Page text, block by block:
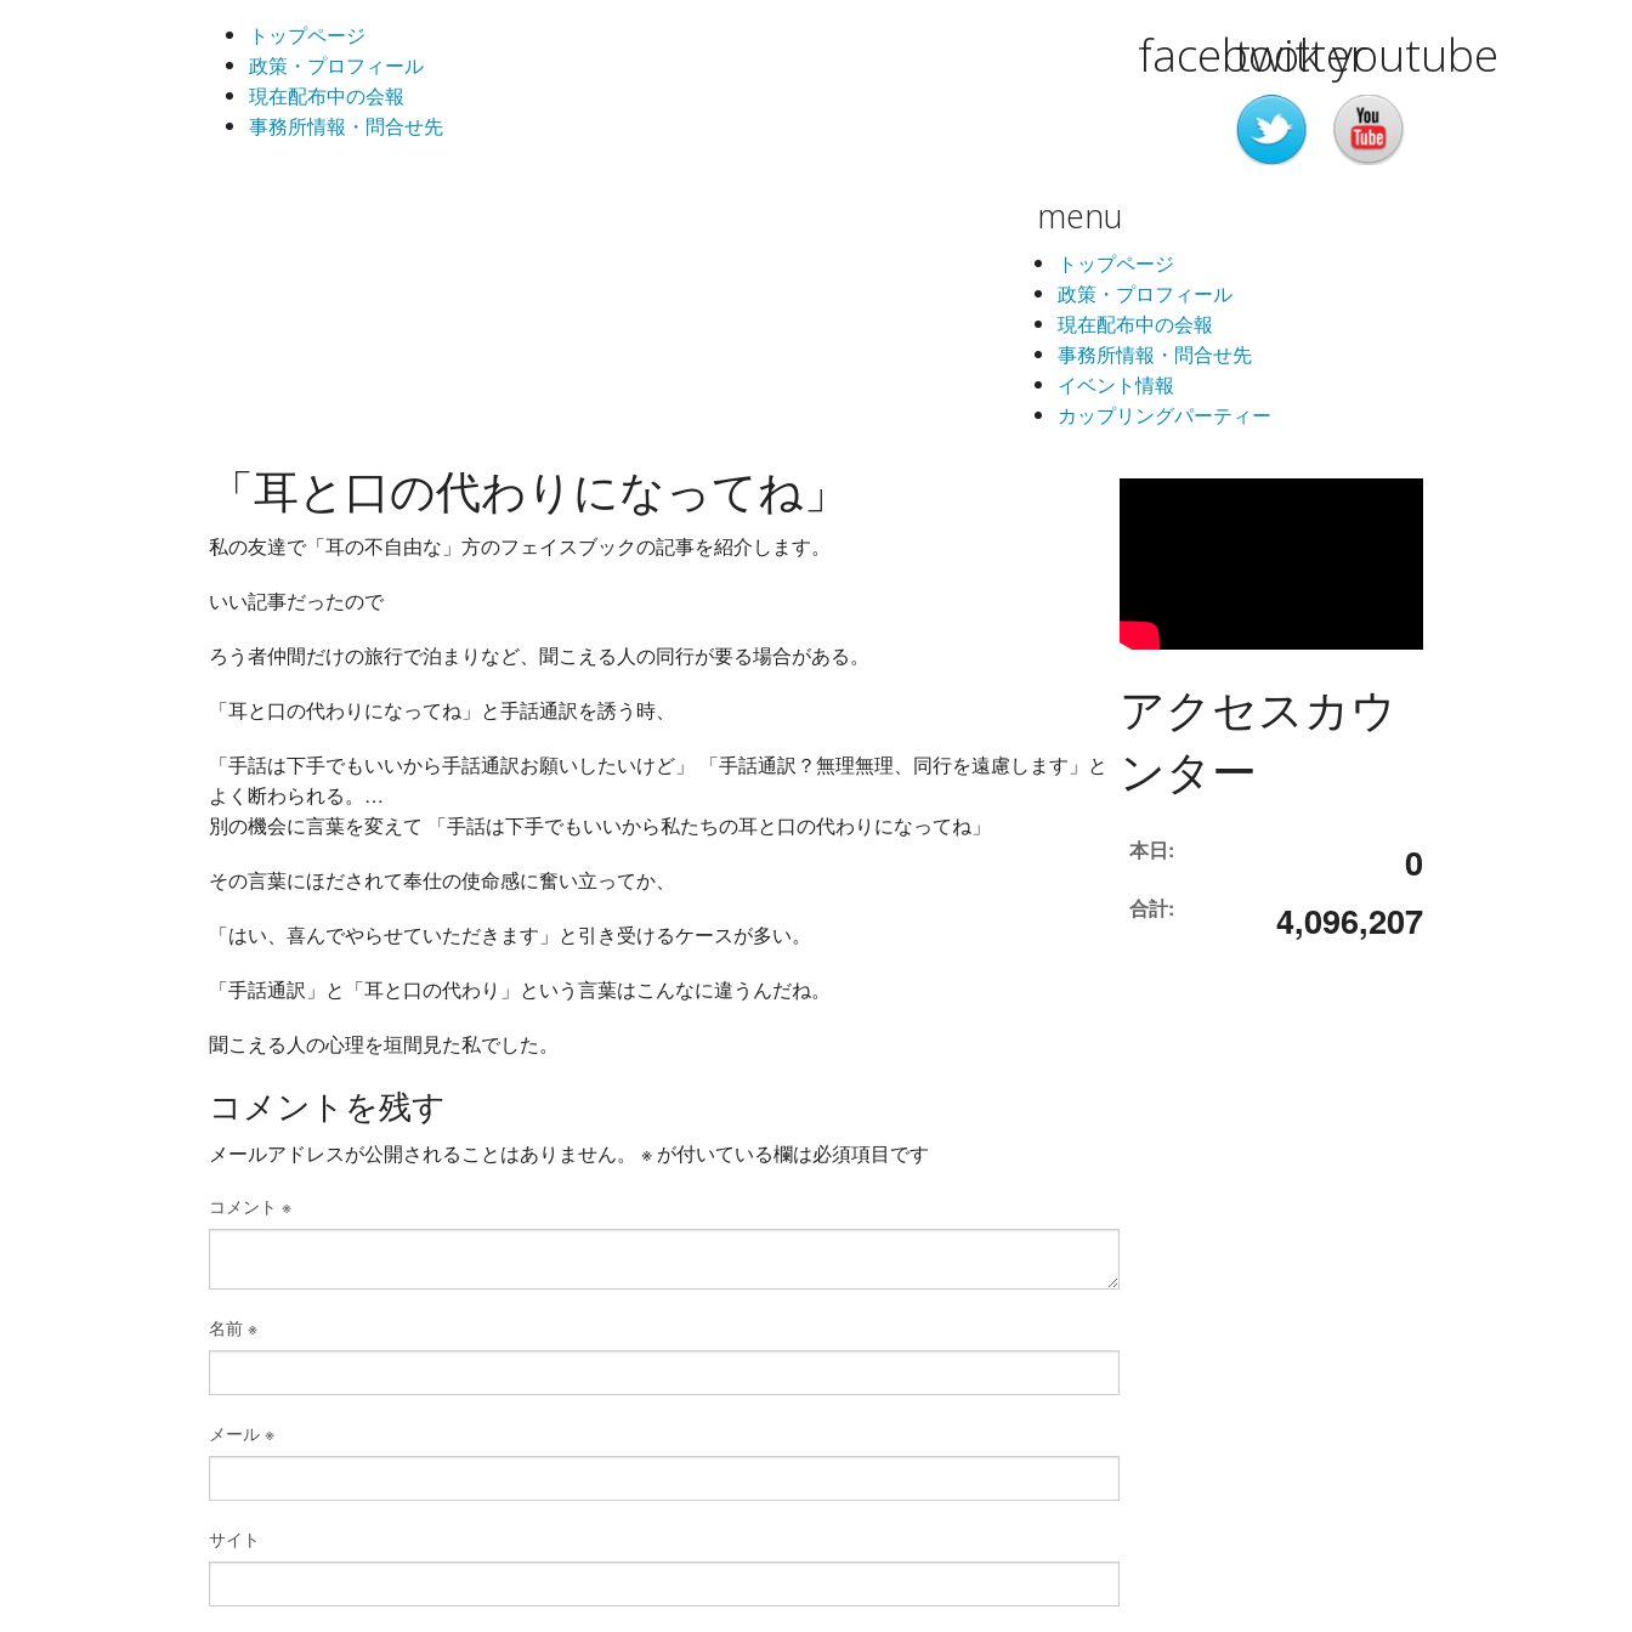
トップページ
政策・プロフィール
現在配布中の会報
事務所情報・問合せ先
facebook
twitteryoutube
menu
トップページ
政策・プロフィール
現在配布中の会報
事務所情報・問合せ先
イベント情報
カップリングパーティー
「耳と口の代わりになってね」
私の友達で「耳の不自由な」方のフェイスブックの記事を紹介します。
いい記事だったので
ろう者仲間だけの旅行で泊まりなど、聞こえる人の同行が要る場合がある。
「耳と口の代わりになってね」と手話通訳を誘う時、
「手話は下手でもいいから手話通訳お願いしたいけど」 「手話通訳？無理無理、同行を遠慮します」と
よく断わられる。…
別の機会に言葉を変えて 「手話は下手でもいいから私たちの耳と口の代わりになってね」
その言葉にほだされて奉仕の使命感に奮い立ってか、
「はい、喜んでやらせていただきます」と引き受けるケースが多い。
「手話通訳」と「耳と口の代わり」という言葉はこんなに違うんだね。
聞こえる人の心理を垣間見た私でした。
コメントを残す
メールアドレスが公開されることはありません。 ※ が付いている欄は必須項目です
コメント ※
名前 ※
メール ※
サイト
アクセスカウ
ンター
本日: 0
合計: 4,096,207